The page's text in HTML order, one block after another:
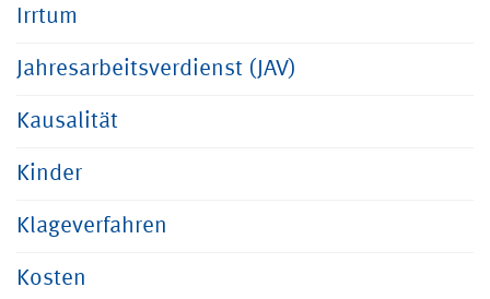
Irrtum
Jahresarbeitsverdienst (JAV)
Kausalität
Kinder
Klageverfahren
Kosten